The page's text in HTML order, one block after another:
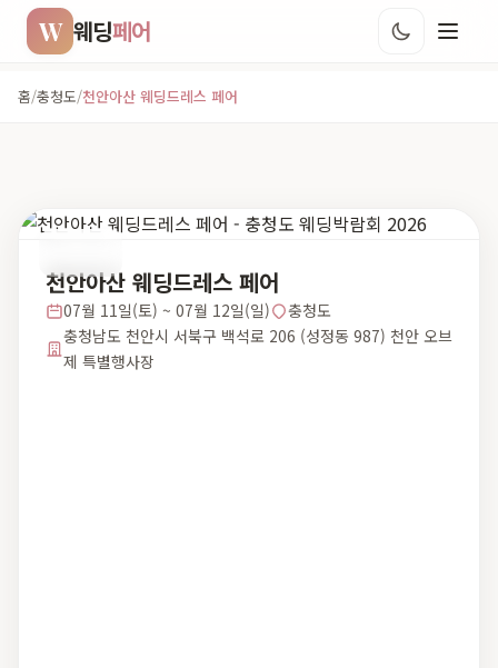
W 웨딩페어
홈/충청도/천안아산 웨딩드레스 페어
천안아산 웨딩드레스 페어
07월 11일(토) ~ 07월 12일(일)
충청도
충청남도 천안시 서북구 백석로 206 (성정동 987) 천안 오브
제 특별행사장